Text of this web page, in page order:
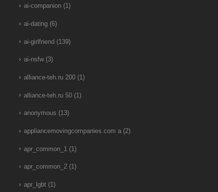
ai-companion(1)
ai-dating(6)
ai-girlfriend (139)
ai-nsfw(3)
alliance-teh.ru 200(1)
alliance-teh.ru 50(1)
anonymous (13)
appliancemovingcompanies.com a(2)
apr_common_1 (1)
apr_common_2(1)
apr_lgbt(1)